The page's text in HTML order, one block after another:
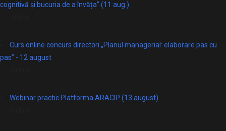
cognitivă și bucuria de a învăța” (11 aug.)
Curs online concurs directori „Planul managerial: elaborare pas cu
pas” - 12 august
Webinar practic Platforma ARACIP (13 august)